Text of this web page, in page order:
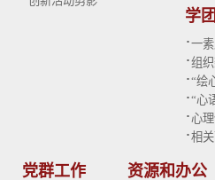
学
·一
·组
·“绘
·“心
·心
·相
党群工作 资源和办公